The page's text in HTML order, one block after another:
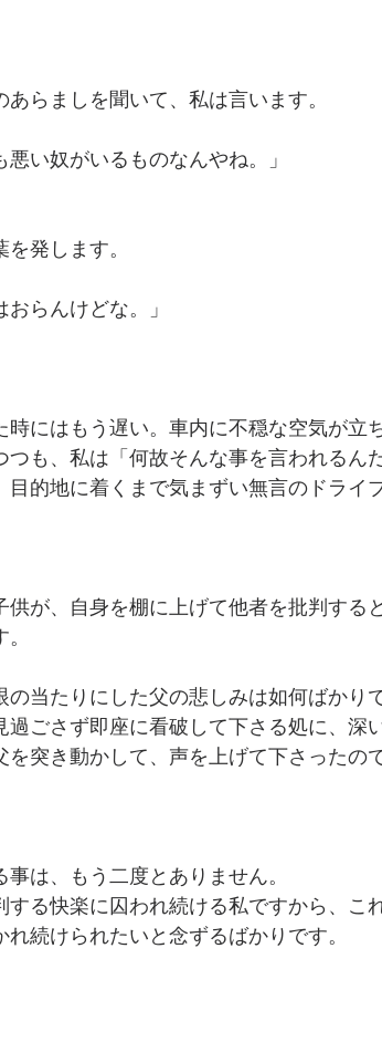
らましを聞いて、私は言います。
悪い奴がいるものなんやね。」
発します。
おらんけどな。」
時にはもう遅い。車内に不穏な空気が立
も、私は「何故そんな事を言われるん
的地に着くまで気まずい無言のドライ
供が、自身を棚に上げて他者を批判する
当たりにした父の悲しみは如何ばかり
過ごさず即座に看破して下さる処に、深
突き動かして、声を上げて下さったので
は、もう二度とありません。
る快楽に囚われ続ける私ですから、こ
続けられたいと念ずるばかりです。